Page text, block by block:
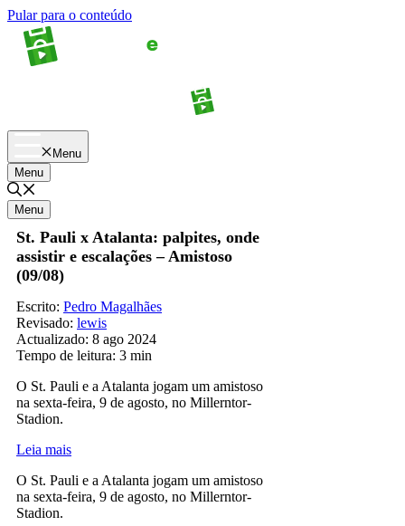
Pular para o conteúdo
Menu
Menu
Menu
St. Pauli x Atalanta: palpites, onde
assistir e escalações – Amistoso
(09/08)
Escrito: Pedro Magalhães
Revisado: lewis
Actualizado: 8 ago 2024
Tempo de leitura: 3 min
O St. Pauli e a Atalanta jogam um amistoso
na sexta-feira, 9 de agosto, no Millerntor-
Stadion.
Leia mais
O St. Pauli e a Atalanta jogam um amistoso
na sexta-feira, 9 de agosto, no Millerntor-
Stadion.